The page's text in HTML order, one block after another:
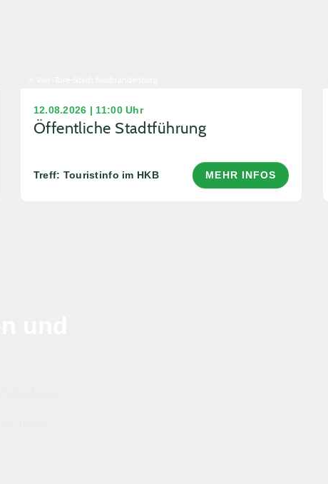
12.08.2026 | 11:00 Uhr
Öffentliche Stadtführung
Treff: Touristinfo im HKB MEHR INFOS